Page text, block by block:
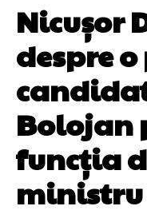
Nicușor
despre
Bolojan
funcția
ministru